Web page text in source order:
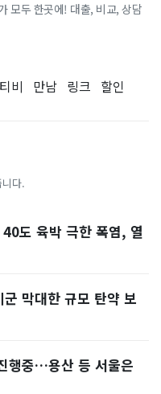
모두 한곳에! 대출, 비교, 상담
티비 만남 링크 할인
다.
도 육박 극한 폭염, 열
막대한 규모 탄약 보
행중…용산 등 서울은